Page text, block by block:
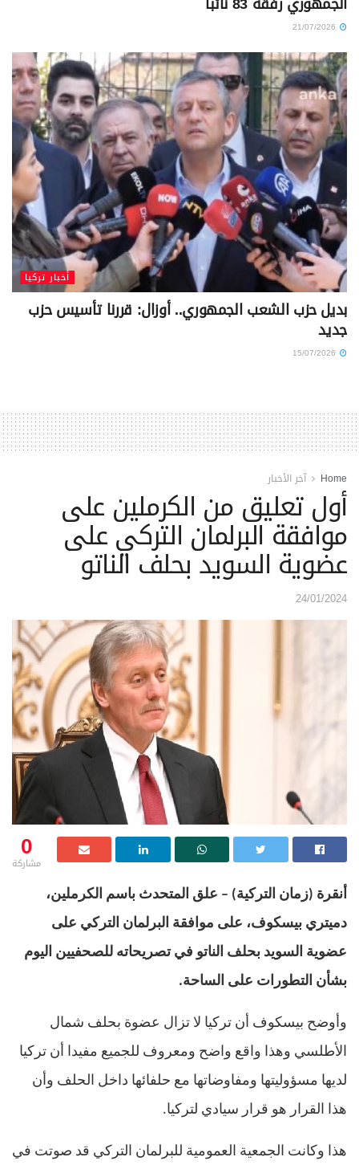
أخبار تركيا
بديل حزب الشعب الجمهوري.. أوزال: قررنا تأسيس حزب
جديد
Home آخر الأخبار
أول تعليق من الكرملين على
موافقة البرلمان التركي على
عضوية السويد بحلف الناتو
24/01/2024
0
مشاركة
أنقرة (زمان التركية) – علق المتحدث باسم الكرملين،
دميتري بيسكوف، على موافقة البرلمان التركي على
عضوية السويد بحلف الناتو في تصريحاته للصحفيين اليوم
بشأن التطورات على الساحة.
وأوضح بيسكوف أن تركيا لا تزال عضوة بحلف شمال
الأطلسي وهذا واقع واضح ومعروف للجميع مفيدا أن تركيا
لديها مسؤوليتها ومفاوضاتها مع حلفائها داخل الحلف وأن
هذا القرار هو قرار سيادي لتركيا.
هذا وكانت الجمعية العمومية للبرلمان التركي قد صوتت في